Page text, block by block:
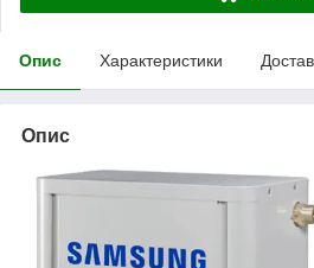
Опис Характеристики
Опис